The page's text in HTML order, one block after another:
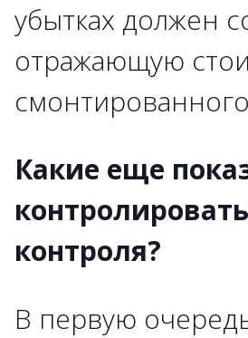
убытках должен
отражающую
Какие еще
контроля?
В первую